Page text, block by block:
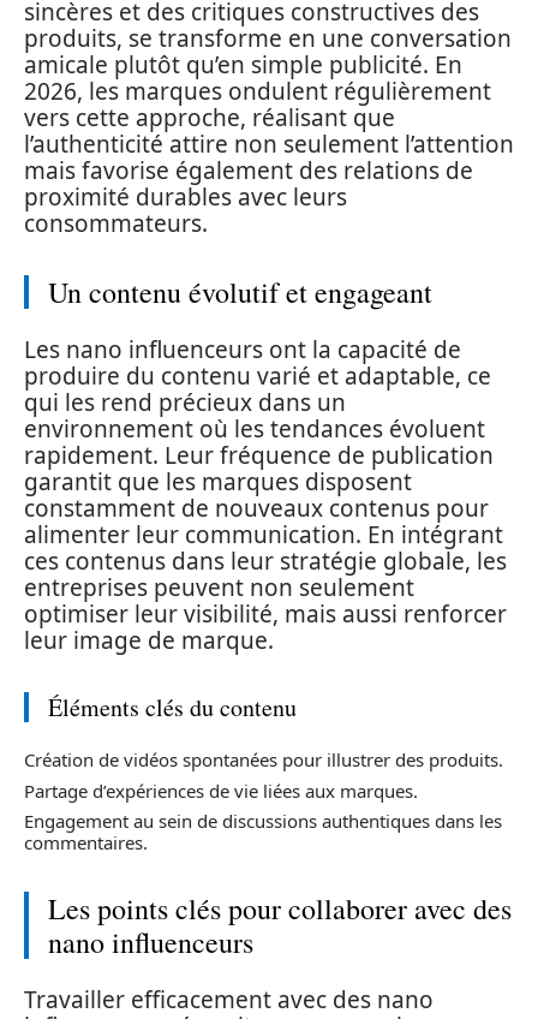
sincères et des critiques constructives des
produits, se transforme en une conversation
amicale plutôt qu’en simple publicité. En
2026, les marques ondulent régulièrement
vers cette approche, réalisant que
l’authenticité attire non seulement l’attention
mais favorise également des relations de
proximité durables avec leurs
consommateurs.
Un contenu évolutif et engageant
Les nano influenceurs ont la capacité de
produire du contenu varié et adaptable, ce
qui les rend précieux dans un
environnement où les tendances évoluent
rapidement. Leur fréquence de publication
garantit que les marques disposent
constamment de nouveaux contenus pour
alimenter leur communication. En intégrant
ces contenus dans leur stratégie globale, les
entreprises peuvent non seulement
optimiser leur visibilité, mais aussi renforcer
leur image de marque.
Éléments clés du contenu
Création de vidéos spontanées pour illustrer des produits.
Partage d’expériences de vie liées aux marques.
Engagement au sein de discussions authentiques dans les
commentaires.
Les points clés pour collaborer avec des
nano influenceurs
Travailler efficacement avec des nano